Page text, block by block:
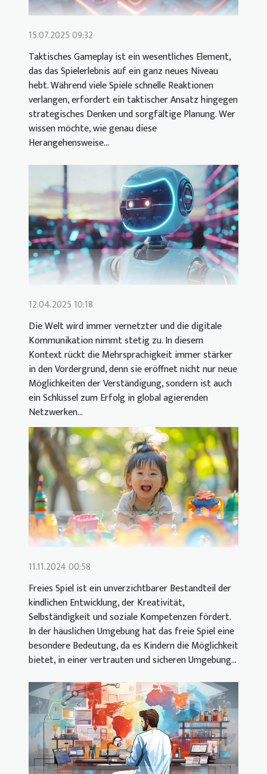
15.07.2025 09:32
Taktisches Gameplay ist ein wesentliches Element,
das das Spielerlebnis auf ein ganz neues Niveau
hebt. Während viele Spiele schnelle Reaktionen
verlangen, erfordert ein taktischer Ansatz hingegen
strategisches Denken und sorgfältige Planung. Wer
wissen möchte, wie genau diese
Herangehensweise...
12.04.2025 10:18
Die Welt wird immer vernetzter und die digitale
Kommunikation nimmt stetig zu. In diesem
Kontext rückt die Mehrsprachigkeit immer stärker
in den Vordergrund, denn sie eröffnet nicht nur neue
Möglichkeiten der Verständigung, sondern ist auch
ein Schlüssel zum Erfolg in global agierenden
Netzwerken...
11.11.2024 00:58
Freies Spiel ist ein unverzichtbarer Bestandteil der
kindlichen Entwicklung, der Kreativität,
Selbständigkeit und soziale Kompetenzen fördert.
In der häuslichen Umgebung hat das freie Spiel eine
besondere Bedeutung, da es Kindern die Möglichkeit
bietet, in einer vertrauten und sicheren Umgebung...